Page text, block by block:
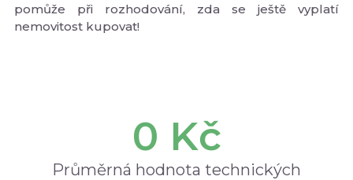
pomůže při rozhodování, zda se ještě vyplatí
nemovitost kupovat!
0 Kč
Průměrná hodnota technických